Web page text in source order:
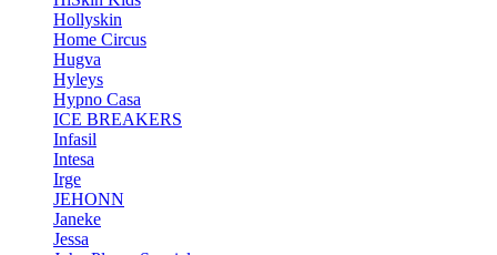
Hollyskin
Home Circus
Hugva
Hyleys
Hypno Casa
ICE BREAKERS
Infasil
Intesa
Irge
JEHONN
Janeke
Jessa